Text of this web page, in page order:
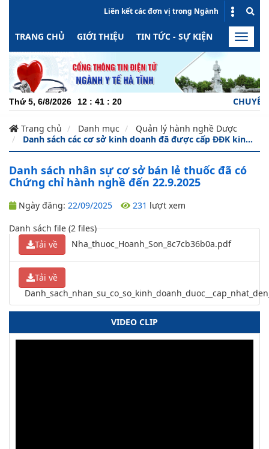
Liên kết các đơn vị trong Ngành
TRANG CHỦ GIỚI THIỆU TIN TỨC - SỰ KIỆN HOẠT
Toggle
Thứ 5, 6/8/2026 12 : 41 : 20 CHUYÊN
Trang chủ Danh mục
Quản lý hành nghề Dược
Danh sách các cơ sở kinh doanh đã được cấp ĐĐK kin...
Danh sách nhân sự cơ sở bán lẻ thuốc đã có
Chứng chỉ hành nghề đến 22.9.2025
Ngày đăng: 22/09/2025 231 lượt xem
Danh sách file (2 files)
Tải về
Nha_thuoc_Hoanh_Son_8c7cb36b0a.pdf
Tải về
VIDEO CLIP